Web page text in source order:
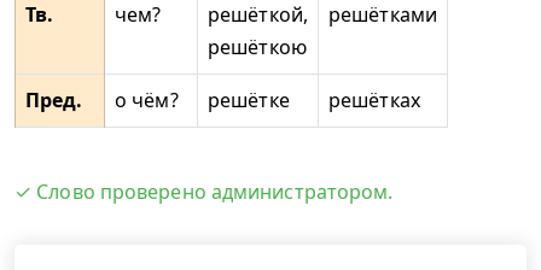
Тв.
чем?
решёткой,
решёткою
решётками
Пред. о чём? решётке решётках
✓ Слово проверено администратором.